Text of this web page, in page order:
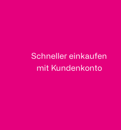
Schneller einkaufen
mit Kundenkonto